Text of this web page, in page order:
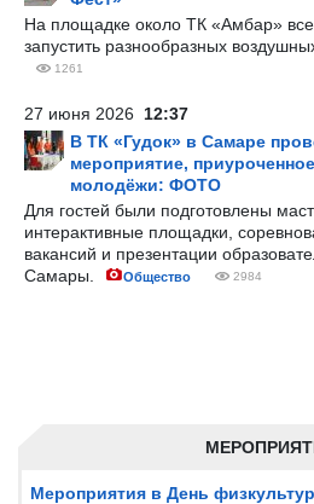
Мероприятия в День
На площадке около ТК «Амбар»
запустить разнообразных
1261
27 июня 2026 12:37
В ТК «Гудок» в Самаре
мероприятие,
молодёжи: ФОТО
Для гостей были подготовлены
интерактивные площадки,
вакансий и презентации
Самары.
Общество 2984